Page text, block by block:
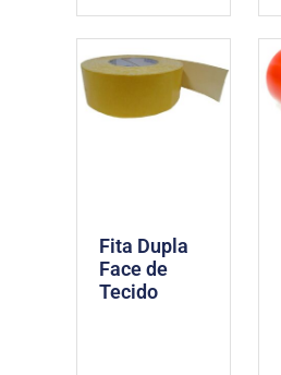
Fita Dupla
Face de
Tecido